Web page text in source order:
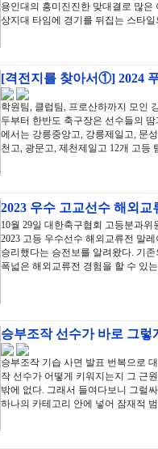
용인대의 흥미진진한 맞대결로 많
상지대 타임에 경기를 뒤집는 스타
[격전지를 찾아서①] 2024
학원팀, 클럽팀, 프로산하까지 모인
두부터 한반도 축구장은 선수들의
에서는 강릉중앙고, 강릉제일고, 문
천고, 광문고, 제천제일고 12개 고등
2023 우수 고교선수 해외
10월 29일 대한축구협회 고등분과
2023 고등 우수선수 해외교류전 말
승리했다는 승전보를 알려왔다. 기
폭넓은 해외교류전 경험을 할 수 있
승부조작 선수가 바로 그
승부조작 기습 사면 발표 번복으로
작 선수가 어떻게 키워지는지 그 근
밖에 없다. 그래서 들여다보니 그럴
하나의 카테고리 안에 넣어 잠재적